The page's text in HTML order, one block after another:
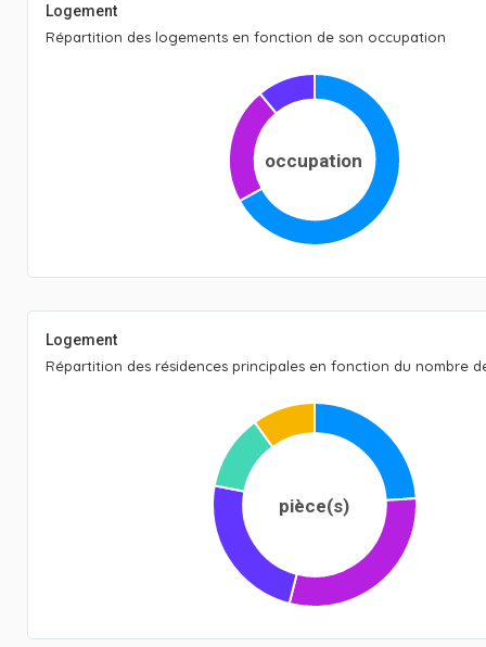
Logement
Répartition des logements en fonction de son occupation
occupation
Logement
Répartition des résidences principales en fonction du nombre
pièce(s)